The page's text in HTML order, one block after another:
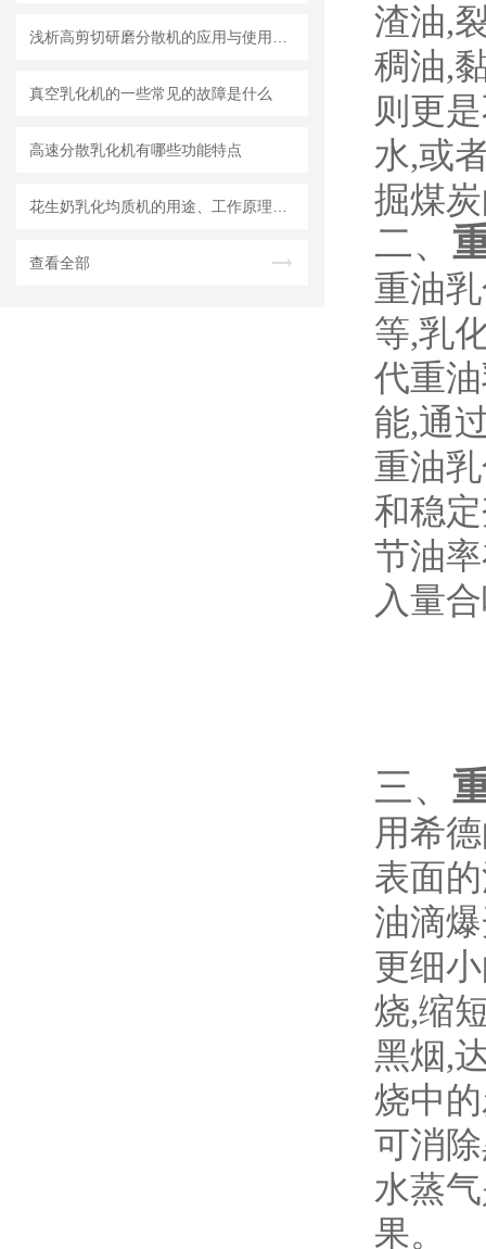
真空乳化机的一些常见的故障是什么
高速分散乳化机有哪些功能特点
查看全部
渣油,
稠油,
则更
水,或
掘煤
二、
重油
等,乳
代重油
能,通
重油
和稳
节油
入量
三、
用希
表面
油滴
更细
烧,缩
黑烟,
烧中
可消
水蒸
果。